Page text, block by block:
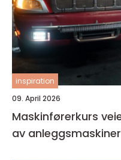
inspiration
09. April 2026
Maskinførerkurs veien til trygg og lovlig bruk
av anleggsmaskiner